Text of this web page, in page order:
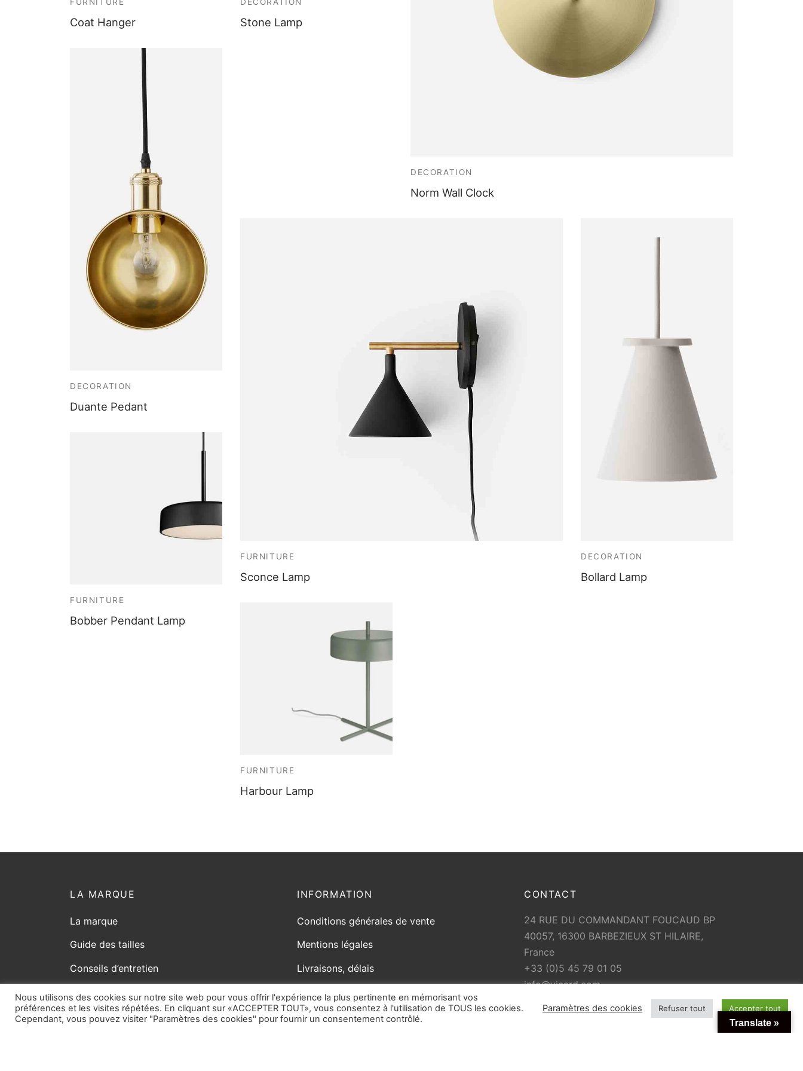
Coat Hanger Stone Lamp
DECORATION
Norm Wall Clock
DECORATION
Duante Pedant
FURNITURE
Sconce Lamp
DECORATION
Bollard Lamp
FURNITURE
Bobber Pendant Lamp
FURNITURE
Harbour Lamp
LA MARQUE
La marque
Guide des tailles
Conseils d’entretien
INFORMATION
Conditions générales de vente
Mentions légales
Livraisons, délais
Politique de retour
CONTACT
24 RUE DU COMMANDANT FOUCAUD BP
40057, 16300 BARBEZIEUX ST HILAIRE,
France
+33 (0)5 45 79 01 05
info@vicard.com
Nous utilisons des cookies sur notre site web pour vous offrir l'expérience la plus pertinente en mémorisant vos
préférences et les visites répétées. En cliquant sur «ACCEPTER TOUT», vous consentez à l'utilisation de TOUS les cookies.
Cependant, vous pouvez visiter "Paramètres des cookies" pour fournir un consentement contrôlé.
Paramètres des cookies Refuser tout Accepter tout
Translate »